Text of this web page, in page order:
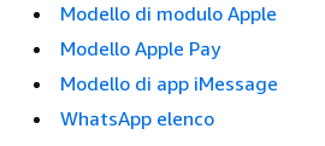
Modello di modulo Apple
Modello Apple Pay
Modello di app iMessage
WhatsApp elenco